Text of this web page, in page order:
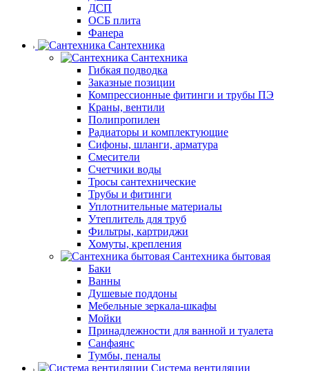
ДСП
ОСБ плита
Фанера
Сантехника
Сантехника
Гибкая подводка
Заказные позиции
Компрессионные фитинги и трубы ПЭ
Краны, вентили
Полипропилен
Радиаторы и комплектующие
Сифоны, шланги, арматура
Смесители
Счетчики воды
Тросы сантехнические
Трубы и фитинги
Уплотнительные материалы
Утеплитель для труб
Фильтры, картриджи
Хомуты, крепления
Сантехника бытовая
Баки
Ванны
Душевые поддоны
Мебельные зеркала-шкафы
Мойки
Принадлежности для ванной и туалета
Санфаянс
Тумбы, пеналы
Система вентиляции